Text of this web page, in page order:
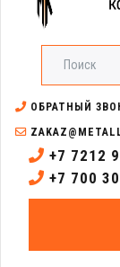
ОБРАТНЫЙ
+7 7212
+7 700